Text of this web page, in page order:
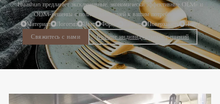
Huashun предлагает эксклюзивные, экономически эффективные OEM- и
ODM-решения с полной адаптацией к вашим потребностям.
Материал
Логотип Цвет Форма Размер Поверхность
Пакет
Свяжитесь с нами
Больше индивидуальных решений